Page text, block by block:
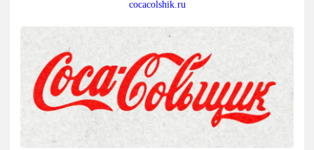
cocacolshik.ru